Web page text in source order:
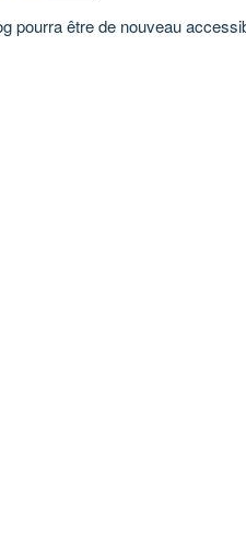
pourra être de nouveau